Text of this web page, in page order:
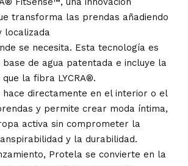
transforma las prendas añadiendo
localizada
se necesita. Esta tecnología es
base de agua patentada e incluye la
la fibra LYCRA®.
hace directamente en el interior o el
y permite crear moda íntima,
activa sin comprometer la
y la durabilidad.
Protela se convierte en la